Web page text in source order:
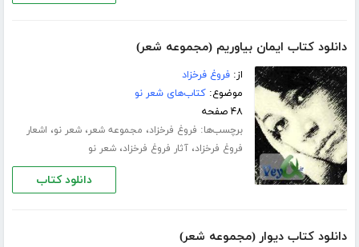
دانلود کتاب ایمان بیاوریم (مجموعه شعر)
از:فروغ فرخزاد
موضوع:کتاب‌های شعر نو
۴۸ صفحه
برچسب‌ها: فروغ فرخزاد، مجموعه شعر،شعر نو، اشعار
فروغ فرخزاد،آثار فروغ فرخزاد،شعر نو
دانلود کتاب
دانلود کتاب دیوار (مجموعه شعر)